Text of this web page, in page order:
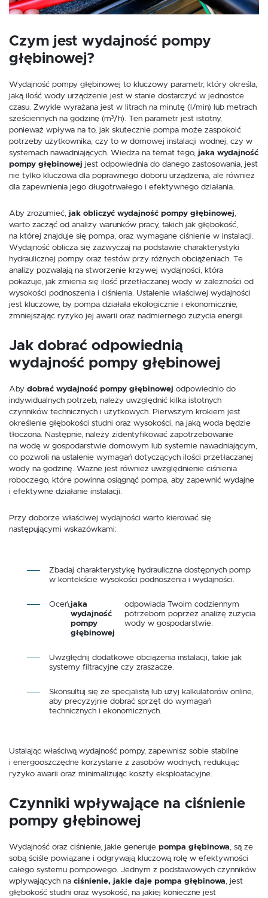
Czym jest wydajność pompy
głębinowej?
Wydajność pompy głębinowej to kluczowy parametr, który określa,
jaką ilość wody urządzenie jest w stanie dostarczyć w jednostce
czasu. Zwykle wyrażana jest w litrach na minutę (l/min) lub metrach
sześciennych na godzinę (m³/h). Ten parametr jest istotny,
ponieważ wpływa na to, jak skutecznie pompa może zaspokoić
potrzeby użytkownika, czy to w domowej instalacji wodnej, czy w
systemach nawadniających. Wiedza na temat tego, jaka wydajność
pompy głębinowej jest odpowiednia do danego zastosowania, jest
nie tylko kluczowa dla poprawnego doboru urządzenia, ale również
dla zapewnienia jego długotrwałego i efektywnego działania.
Aby zrozumieć, jak obliczyć wydajność pompy głębinowej,
warto zacząć od analizy warunków pracy, takich jak głębokość,
na której znajduje się pompa, oraz wymagane ciśnienie w instalacji.
Wydajność oblicza się zazwyczaj na podstawie charakterystyki
hydraulicznej pompy oraz testów przy różnych obciążeniach. Te
analizy pozwalają na stworzenie krzywej wydajności, która
pokazuje, jak zmienia się ilość przetłaczanej wody w zależności od
wysokości podnoszenia i ciśnienia. Ustalenie właściwej wydajności
jest kluczowe, by pompa działała ekologicznie i ekonomicznie,
zmniejszając ryzyko jej awarii oraz nadmiernego zużycia energii.
Jak dobrać odpowiednią
wydajność pompy głębinowej
Aby dobrać wydajność pompy głębinowej odpowiednio do
indywidualnych potrzeb, należy uwzględnić kilka istotnych
czynników technicznych i użytkowych. Pierwszym krokiem jest
określenie głębokości studni oraz wysokości, na jaką woda będzie
tłoczona. Następnie, należy zidentyfikować zapotrzebowanie
na wodę w gospodarstwie domowym lub systemie nawadniającym,
co pozwoli na ustalenie wymagań dotyczących ilości przetłaczanej
wody na godzinę. Ważne jest również uwzględnienie ciśnienia
roboczego, które powinna osiągnąć pompa, aby zapewnić wydajne
i efektywne działanie instalacji.
Przy doborze właściwej wydajności warto kierować się
następującymi wskazówkami:
Zbadaj charakterystykę hydrauliczna dostępnych pomp
w kontekście wysokości podnoszenia i wydajności.
Oceń,jaka
wydajność
pompy
głębinowej
odpowiada Twoim codziennym
potrzebom poprzez analizę zużycia
wody w gospodarstwie.
Uwzględnij dodatkowe obciążenia instalacji, takie jak
systemy filtracyjne czy zraszacze.
Skonsultuj się ze specjalistą lub użyj kalkulatorów online,
aby precyzyjnie dobrać sprzęt do wymagań
technicznych i ekonomicznych.
Ustalając właściwą wydajność pompy, zapewnisz sobie stabilne
i energooszczędne korzystanie z zasobów wodnych, redukując
ryzyko awarii oraz minimalizując koszty eksploatacyjne.
Czynniki wpływające na ciśnienie
pompy głębinowej
Wydajność oraz ciśnienie, jakie generuje pompa głębinowa, są ze
sobą ściśle powiązane i odgrywają kluczową rolę w efektywności
całego systemu pompowego. Jednym z podstawowych czynników
wpływających na ciśnienie, jakie daje pompa głębinowa, jest
głębokość studni oraz wysokość, na jakiej konieczne jest
Dzięki tym plikom cookies możemy zapewnić Ci większy komfort
personalizacyjne pliki cookies gwarantuje dostępność większej ilości funkcji
na stronie.
Więcej
Analityczne
Analityczne pliki cookies pomagają nam rozwijać się i dostosowywać do
Cookies analityczne pozwalają na uzyskanie informacji w zakresie
wykorzystywania witryny internetowej, miejsca oraz częstotliwości, z jaką
odwiedzane są nasze serwisy www. Dane pozwalają nam na ocenę
naszych serwisów internetowych pod względem ich popularności wśród
użytkowników. Zgromadzone informacje są przetwarzane w formie
zanonimizowanej. Wyrażenie zgody na analityczne pliki cookies gwarantuje
dostępność wszystkich funkcjonalności.
Więcej
Reklamowe
Dzięki reklamowym plikom cookies prezentujemy Ci najciekawsze
informacje i aktualności na stronach naszych partnerów.
Promocyjne pliki cookies służą do prezentowania Ci naszych komunikatów
na podstawie analizy Twoich upodobań oraz Twoich zwyczajów
dotyczących przeglądanej witryny internetowej. Treści promocyjne mogą
pośredników prezentujących nasze treści w postaci wiadomości, ofert,
komunikatów mediów społecznościowych.
Więcej